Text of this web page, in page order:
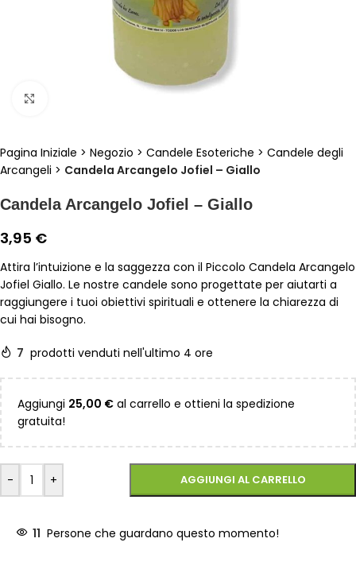
Pagina Iniziale > Negozio > Candele Esoteriche > Candele degli
Arcangeli > Candela Arcangelo Jofiel – Giallo
Candela Arcangelo Jofiel – Giallo
3,95 €
Attira l’intuizione e la saggezza con il Piccolo Candela Arcangelo
Jofiel Giallo. Le nostre candele sono progettate per aiutarti a
raggiungere i tuoi obiettivi spirituali e ottenere la chiarezza di
cui hai bisogno.
7 prodotti venduti nell'ultimo 4 ore
Aggiungi 25,00 € al carrello e ottieni la spedizione
gratuita!
- + AGGIUNGI AL CARRELLO
11 Persone che guardano questo momento!